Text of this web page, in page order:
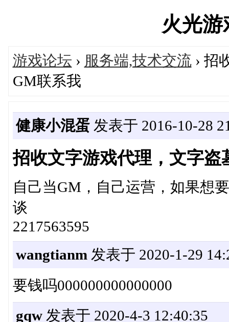
火光
游戏论坛 › 服务端,技术交流› 招
GM联系我
健康小混蛋发表于 2016-10-28
招收文字游戏代理，文字
自己当GM，自己运营，如果想
谈
2217563595
wangtianm 发表于 2020-1-29
要钱吗000000000000000
gqw发表于 2020-4-3 12:40:35